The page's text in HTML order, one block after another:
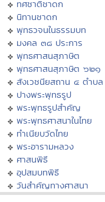
ทศชาติชาดก
นิทานชาดก
พุทธวจนในธรรมบท
มงคล ๓๘ ประการ
พุทธศาสนสุภาษิต
พุทธศาสนสุภาษิต ๖๒๑
สังเวชนียสถาน ๔ ตำบล
ปางพระพุทธรูป
พระพุทธรูปสำคัญ
พระพุทธศาสนาในไทย
ทำเนียบวัดไทย
พระอารามหลวง
ศาสนพิธี
อุปสมบทพิธี
วันสำคัญทางศาสนา